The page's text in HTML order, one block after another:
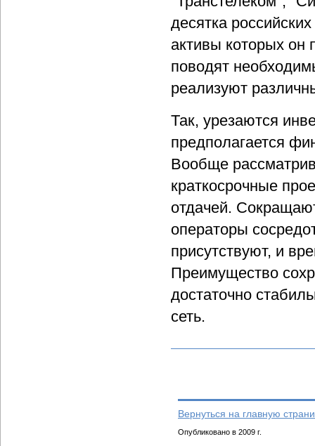
десятка
активы которых он
поводят
реализуют
Так, урезаются
предполагается
Вообще
краткосрочные
отдачей.
операторы
присутствуют, и
Преимущество
достаточно
сеть.
Вернуться на главную
Опубликовано в 2009 г.